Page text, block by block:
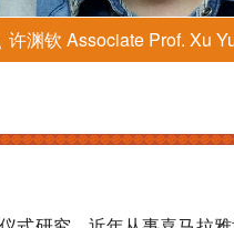
许渊钦 Associate Prof. Xu